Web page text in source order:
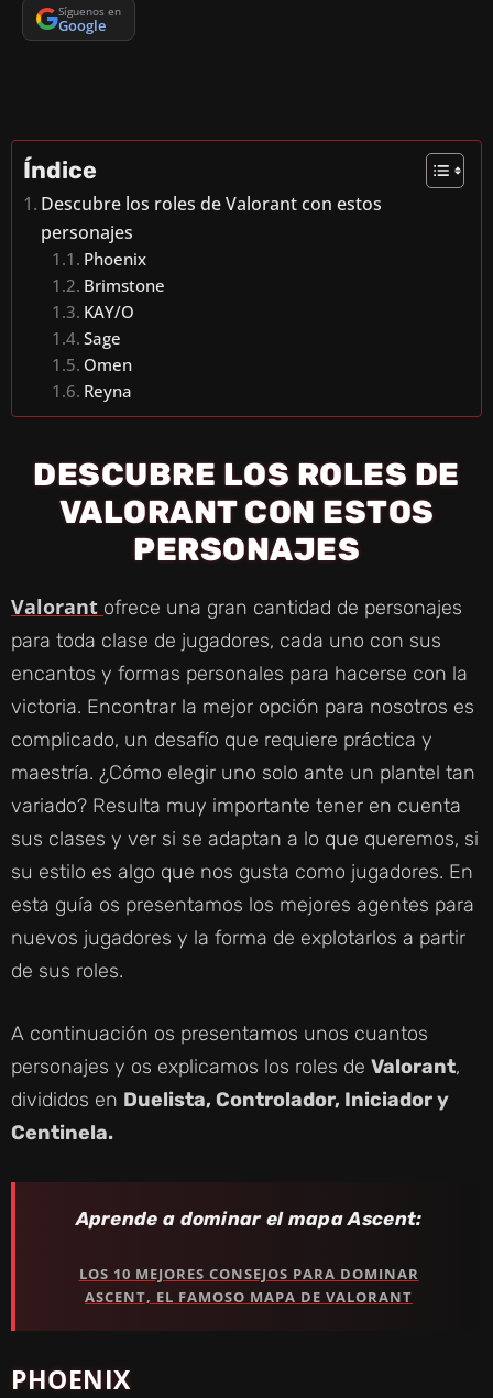
Síguenos en
Google
Índice
Descubre los roles de Valorant con estos
personajes
Phoenix
Brimstone
KAY/O
Sage
Omen
Reyna
DESCUBRE LOS ROLES DE
VALORANT CON ESTOS
PERSONAJES
Valorant ofrece una gran cantidad de personajes
para toda clase de jugadores, cada uno con sus
encantos y formas personales para hacerse con la
victoria. Encontrar la mejor opción para nosotros es
complicado, un desafío que requiere práctica y
maestría. ¿Cómo elegir uno solo ante un plantel tan
variado? Resulta muy importante tener en cuenta
sus clases y ver si se adaptan a lo que queremos, si
su estilo es algo que nos gusta como jugadores. En
esta guía os presentamos los mejores agentes para
nuevos jugadores y la forma de explotarlos a partir
de sus roles.
A continuación os presentamos unos cuantos
personajes y os explicamos los roles de Valorant,
divididos en Duelista, Controlador, Iniciador y
Centinela.
Aprende a dominar el mapa Ascent:
LOS 10 MEJORES CONSEJOS PARA DOMINAR
ASCENT, EL FAMOSO MAPA DE VALORANT
PHOENIX